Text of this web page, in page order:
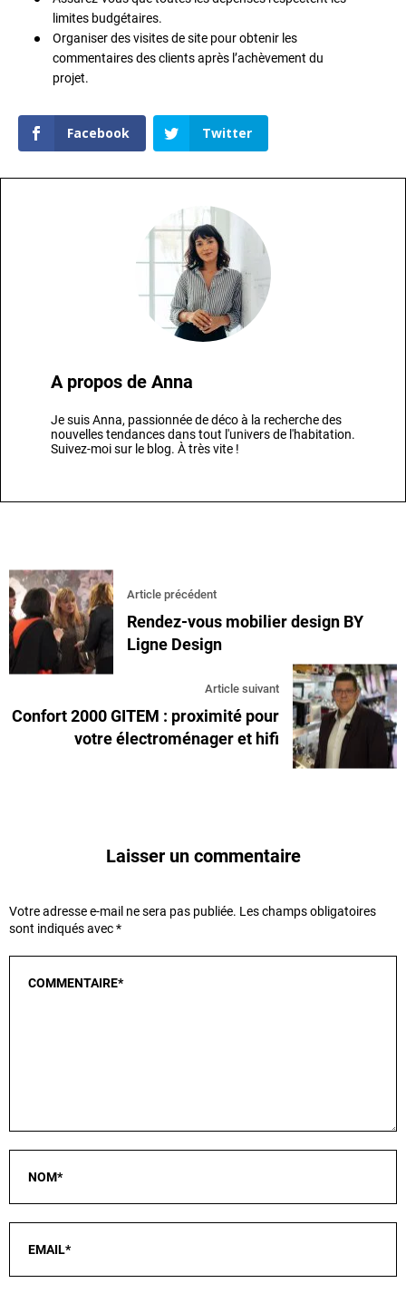
limites budgétaires.
Organiser des visites de site pour obtenir les
commentaires des clients après l’achèvement du
projet.
Facebook Twitter
A propos de Anna
Je suis Anna, passionnée de déco à la recherche des
nouvelles tendances dans tout l'univers de l'habitation.
Suivez-moi sur le blog. À très vite !
Article précédent
Rendez-vous mobilier design BY
Ligne Design
Article suivant
Confort 2000 GITEM : proximité pour
votre électroménager et hifi
Laisser un commentaire
Votre adresse e-mail ne sera pas publiée. Les champs obligatoires
sont indiqués avec*